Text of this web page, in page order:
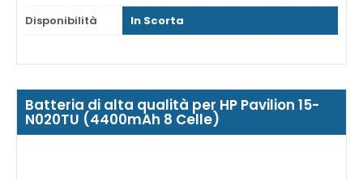
Disponibilità
In Scorta
Batteria di alta qualità per HP Pavilion 15-
N020TU (4400mAh 8 Celle)